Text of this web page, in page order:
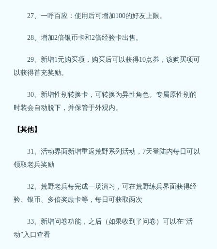
27、一呼百应：使用后可增加100的好友上限。
28、增加2倍银币卡和2倍经验卡出售。
29、新增1元购买项，购买后可以获得10点券，该购买项可
以获得首充奖励。
30、新增性别转换卡，可转换为异性角色。专属原性别的
时装会自动脱下，并保管于外观内。
【其他】
31、活动界面新增重返荒野系列活动，7天登陆内每日可以
领取老兵奖励
32、荒野老兵每完成一场演习，可在荒野练兵界面获得经
验、银币、多倍奖励卡等，每日可获取两次
33、新增问卷功能，之后（如果收到了问卷）可以在“活
动”入口查看